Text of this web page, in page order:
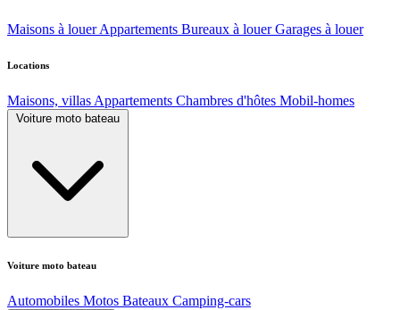
Maisons à louer Appartements Bureaux à louer Garages à louer
Locations
Maisons, villas Appartements Chambres d'hôtes Mobil-homes
Voiture moto bateau
Voiture moto bateau
Automobiles Motos Bateaux Camping-cars